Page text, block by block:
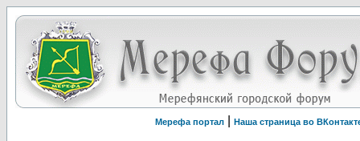
Мерефа портал Наша страница во